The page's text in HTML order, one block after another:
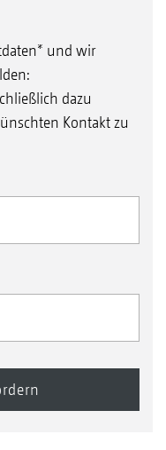
und wir
dazu
Kontakt zu